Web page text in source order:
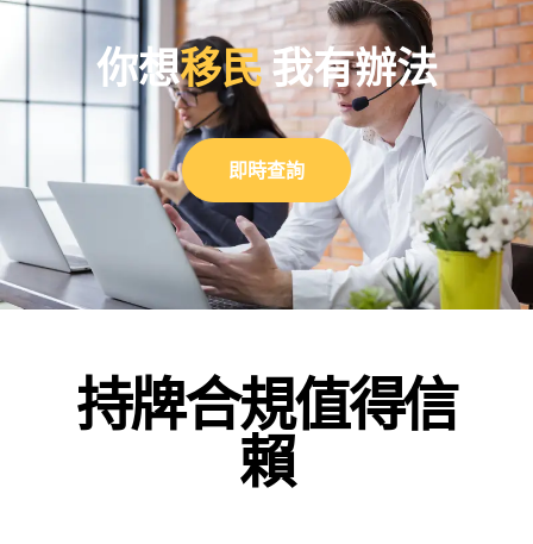
你想移民我有辦法
即時查詢
持牌合規值得信
賴